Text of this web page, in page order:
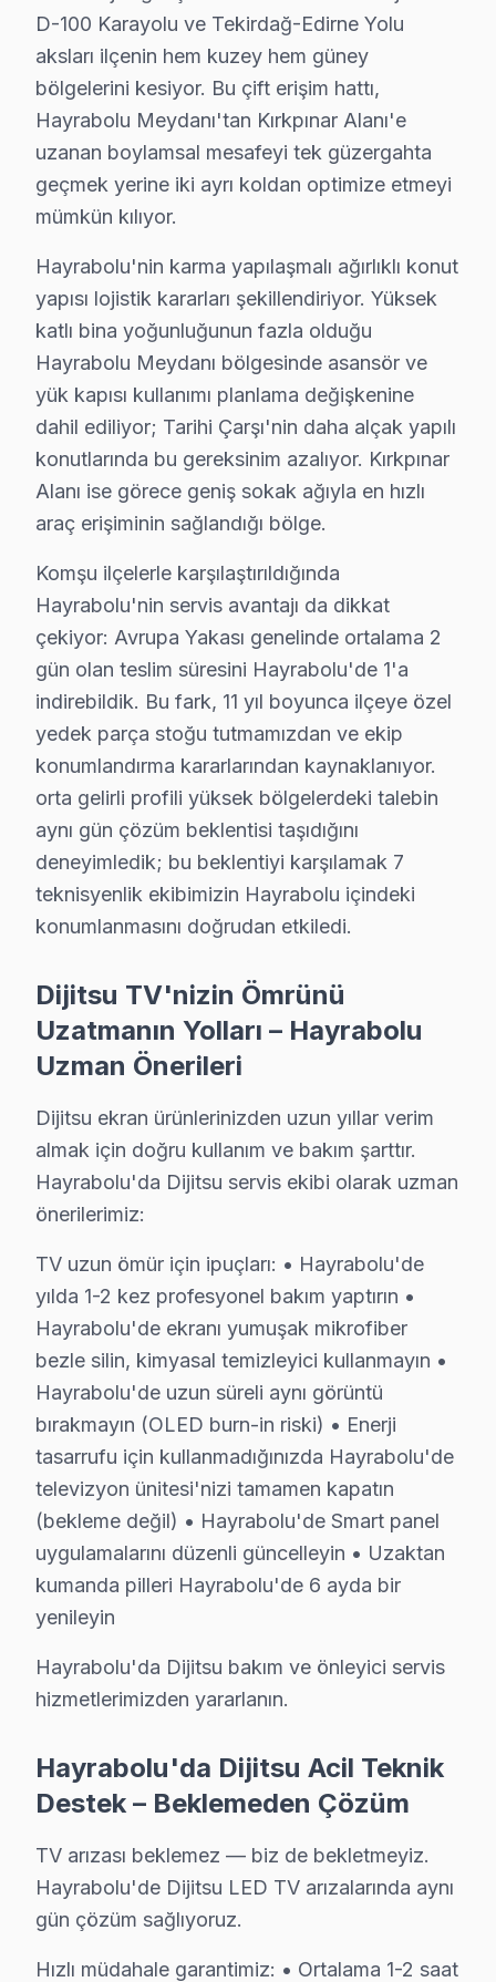
• Nakit, kredi kartı, taksit
• Fatura kesilir (KDV dahil)
• Ön ödeme istenmez
Hayrabolu'da Dijitsu servis fiyatı için randevu alın —
Hayrabolu Dijitsu TV Bakım Hizmeti –
TV bakım hizmetlerimiz:
• Hayrabolu'de panel ve LED backlight kontrolü
• Soğutma fanı temizliği ve termal macun yenileme
• Hayrabolu'de anakart kapasitör ve kondansatör
• HDMI port ve bağlantı noktası temizliği —
• Hayrabolu'de yazılım ve firmware güncelleme
Hayrabolu bölgesinde Dijitsu televizyonlarınız için
Hayrabolu Dijitsu TV Arızaları –
Dijitsu televizyonunuz beklenmedik bir anda arıza mı
Dijitsu akıllı TV'lerde gözlemlenen başlıca teknik
• Hayrabolu'de Ekran Arızaları: Panel çizgisi, renk
• Hayrabolu'de Güç Sorunları: Kırmızı ışık yanıp
• Hayrabolu'de Ses Arızaları: Hoparlör bozukluğu,
• Hayrabolu'de Kart Arızaları: T-Con kartı, power
• Hayrabolu'de Yazılım Sorunları: Uygulama
• Hayrabolu'de Bağlantı Sorunları: HDMI
Chip-level tamir kapasitemizle Hayrabolu'deki Dijitsu
Dijitsu Parça Kalitesi – Hayrabolu
Dijitsu Onarım Garantisi – Hayrabolu Müşteri
Dijitsu TV Servis Garanti Belgesi – Yazılı ve İmzalı Güvence
Hayrabolu'da yaptığımız Dijitsu ekran
• Hayrabolu'de 24 aya kadar işçilik güvencesi
• Hayrabolu servisimizde orijinal parça
• Garanti dışı hasar bu değilse ek ücret istenmez
Hayrabolu'de neyi garanti etmiyoruz?
Fiziksel hasar (düşme, kırık), su baskını, yıldırım
Hayrabolu'da Dijitsu onarımı → garantili, belgeli,
Hayrabolu Dijitsu TV Kurulum ve Duvar
Dijitsu televizyonunuz için Hayrabolu'da
Kurulum hizmetlerimiz kapsamında:
• Hayrabolu'de TV duvar askısı montajı (sabit,
• Hayrabolu servisimizde gizli kablo düzeni ve kanal
• Hayrabolu'de HDMI, ses sistemi ve uydu bağlantı
• Hayrabolu'de Smart TV ağ yapılandırması ve kanal
• Hayrabolu servisimizde ekran kalibrasyon ve
Hayrabolu'da aynı gün TV kurulum randevusu için
Hayrabolu Dijitsu TV Teknik Destek
Hayrabolu'de Dijitsu televizyon sahiplerine
Kart Düzeyinde Teknik onarım: Ana kart, güç kartı
Smart ekran Platform Sorunları: LED televizyon
Port ve Bağlantı Tamiri: HDMI, USB ve optik ses
» Hayrabolu genelinde mobil servis ekibimizle
D-100 Karayolu ve Tekirdağ-Edirne Yolu
aksları ilçenin hem kuzey hem güney
bölgelerini kesiyor. Bu çift erişim hattı,
Hayrabolu Meydanı'tan Kırkpınar Alanı'e
uzanan boylamsal mesafeyi tek güzergahta
geçmek yerine iki ayrı koldan optimize etmeyi
mümkün kılıyor.
Hayrabolu'nin karma yapılaşmalı ağırlıklı konut
yapısı lojistik kararları şekillendiriyor. Yüksek
katlı bina yoğunluğunun fazla olduğu
Hayrabolu Meydanı bölgesinde asansör ve
yük kapısı kullanımı planlama değişkenine
dahil ediliyor; Tarihi Çarşı'nin daha alçak yapılı
konutlarında bu gereksinim azalıyor. Kırkpınar
Alanı ise görece geniş sokak ağıyla en hızlı
araç erişiminin sağlandığı bölge.
Komşu ilçelerle karşılaştırıldığında
Hayrabolu'nin servis avantajı da dikkat
çekiyor: Avrupa Yakası genelinde ortalama 2
gün olan teslim süresini Hayrabolu'de 1'a
indirebildik. Bu fark, 11 yıl boyunca ilçeye özel
yedek parça stoğu tutmamızdan ve ekip
konumlandırma kararlarından kaynaklanıyor.
orta gelirli profili yüksek bölgelerdeki talebin
aynı gün çözüm beklentisi taşıdığını
deneyimledik; bu beklentiyi karşılamak 7
teknisyenlik ekibimizin Hayrabolu içindeki
konumlanmasını doğrudan etkiledi.
Dijitsu TV'nizin Ömrünü
Uzatmanın Yolları – Hayrabolu
Uzman Önerileri
Dijitsu ekran ürünlerinizden uzun yıllar verim
almak için doğru kullanım ve bakım şarttır.
Hayrabolu'da Dijitsu servis ekibi olarak uzman
önerilerimiz:
TV uzun ömür için ipuçları: • Hayrabolu'de
yılda 1-2 kez profesyonel bakım yaptırın •
Hayrabolu'de ekranı yumuşak mikrofiber
bezle silin, kimyasal temizleyici kullanmayın •
Hayrabolu'de uzun süreli aynı görüntü
bırakmayın (OLED burn-in riski) • Enerji
tasarrufu için kullanmadığınızda Hayrabolu'de
televizyon ünitesi'nizi tamamen kapatın
(bekleme değil) • Hayrabolu'de Smart panel
uygulamalarını düzenli güncelleyin • Uzaktan
kumanda pilleri Hayrabolu'de 6 ayda bir
yenileyin
Hayrabolu'da Dijitsu bakım ve önleyici servis
hizmetlerimizden yararlanın.
Hayrabolu'da Dijitsu Acil Teknik
Destek – Beklemeden Çözüm
TV arızası beklemez — biz de bekletmeyiz.
Hayrabolu'de Dijitsu LED TV arızalarında aynı
gün çözüm sağlıyoruz.
Hızlı müdahale garantimiz: • Ortalama 1-2 saat